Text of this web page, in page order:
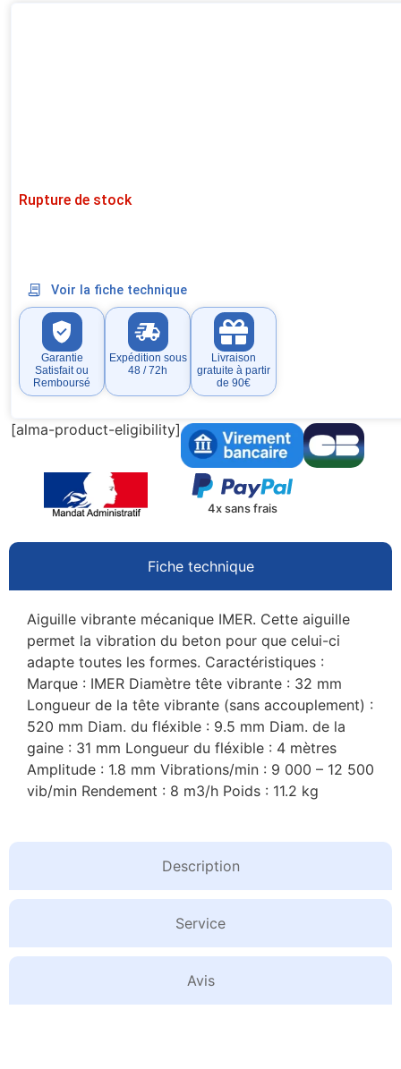
Rupture de stock
Voir la fiche technique
Garantie
Satisfait ou
Remboursé
Expédition sous
48 / 72h
Livraison
gratuite à partir
de 90€
[alma-product-eligibility]
4x sans frais
Fiche technique
Description
Service
Avis
Aiguille vibrante mécanique IMER. Cette aiguille
permet la vibration du beton pour que celui-ci
adapte toutes les formes. Caractéristiques :
Marque : IMER Diamètre tête vibrante : 32 mm
Longueur de la tête vibrante (sans accouplement) :
520 mm Diam. du fléxible : 9.5 mm Diam. de la
gaine : 31 mm Longueur du fléxible : 4 mètres
Amplitude : 1.8 mm Vibrations/min : 9 000 – 12 500
vib/min Rendement : 8 m3/h Poids : 11.2 kg